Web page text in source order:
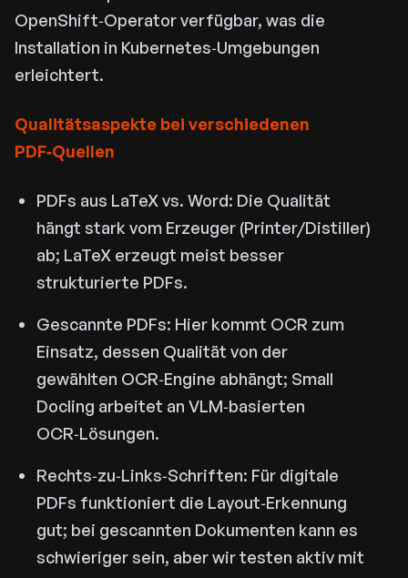
OpenShift‑Operator verfügbar, was die
Installation in Kubernetes‑Umgebungen
erleichtert.
Qualitätsaspekte bei verschiedenen
PDF‑Quellen
PDFs aus LaTeX vs. Word: Die Qualität
hängt stark vom Erzeuger (Printer/Distiller)
ab; LaTeX erzeugt meist besser
strukturierte PDFs.
Gescannte PDFs: Hier kommt OCR zum
Einsatz, dessen Qualität von der
gewählten OCR‑Engine abhängt; Small
Docling arbeitet an VLM‑basierten
OCR‑Lösungen.
Rechts‑zu‑Links‑Schriften: Für digitale
PDFs funktioniert die Layout‑Erkennung
gut; bei gescannten Dokumenten kann es
schwieriger sein, aber wir testen aktiv mit